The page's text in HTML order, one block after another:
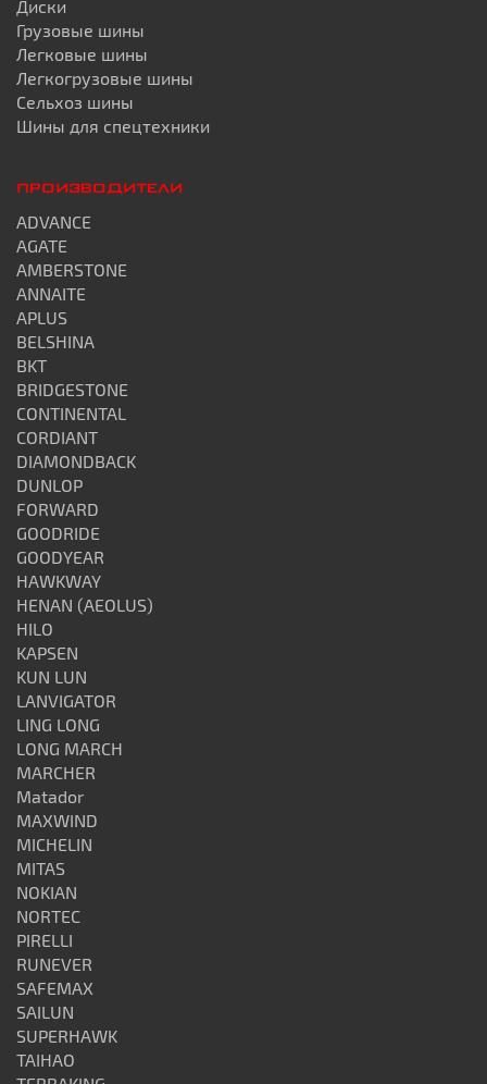
Диски
Грузовые шины
Легковые шины
Легкогрузовые шины
Сельхоз шины
Шины для спецтехники
ПРОИЗВОДИТЕЛИ
ADVANCE
AGATE
AMBERSTONE
ANNAITE
APLUS
BELSHINA
BKT
BRIDGESTONE
CONTINENTAL
CORDIANT
DIAMONDBACK
DUNLOP
FORWARD
GOODRIDE
GOODYEAR
HAWKWAY
HENAN (AEOLUS)
HILO
KAPSEN
KUN LUN
LANVIGATOR
LING LONG
LONG MARCH
MARCHER
Matador
MAXWIND
MICHELIN
MITAS
NOKIAN
NORTEC
PIRELLI
RUNEVER
SAFEMAX
SAILUN
SUPERHAWK
TAIHAO